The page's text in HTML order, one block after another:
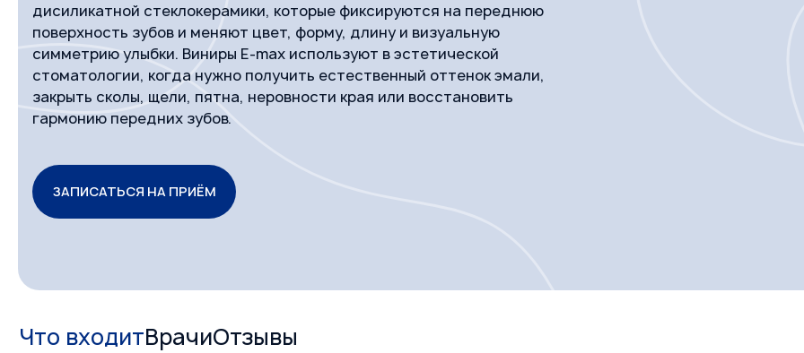
дисиликатной стеклокерамики, которые фиксируются на переднюю
поверхность зубов и меняют цвет, форму, длину и визуальную
симметрию улыбки. Виниры E-max используют в эстетической
стоматологии, когда нужно получить естественный оттенок эмали,
закрыть сколы, щели, пятна, неровности края или восстановить
гармонию передних зубов.
ЗАПИСАТЬСЯ НА ПРИЁМ
Что входитВрачиОтзывы